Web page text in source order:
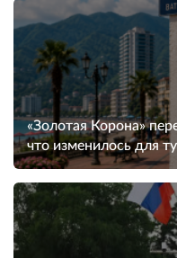
«Золотая Корона»
что изменилось для